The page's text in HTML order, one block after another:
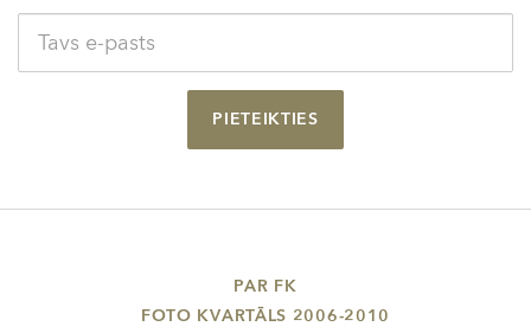
PIETEIKTIES
PAR FK
FOTO KVARTĀLS 2006-2010